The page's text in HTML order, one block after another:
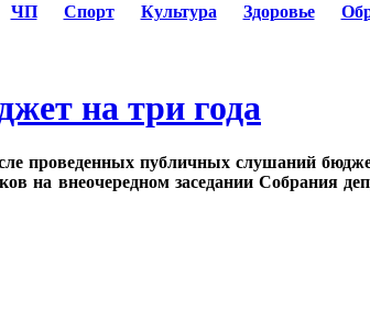
ЧП Спорт Культура Здоровье
на три года
проведенных публичных слушаний
на внеочередном заседании Собрания